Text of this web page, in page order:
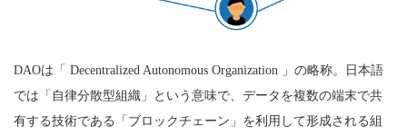
DAOは「 Decentralized Autonomous Organization 」の略称。日本語
では「自律分散型組織」という意味で、データを複数の端末で共
有する技術である「ブロックチェーン」を利用して形成される組